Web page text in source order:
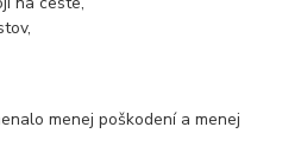
menej poškodení a menej